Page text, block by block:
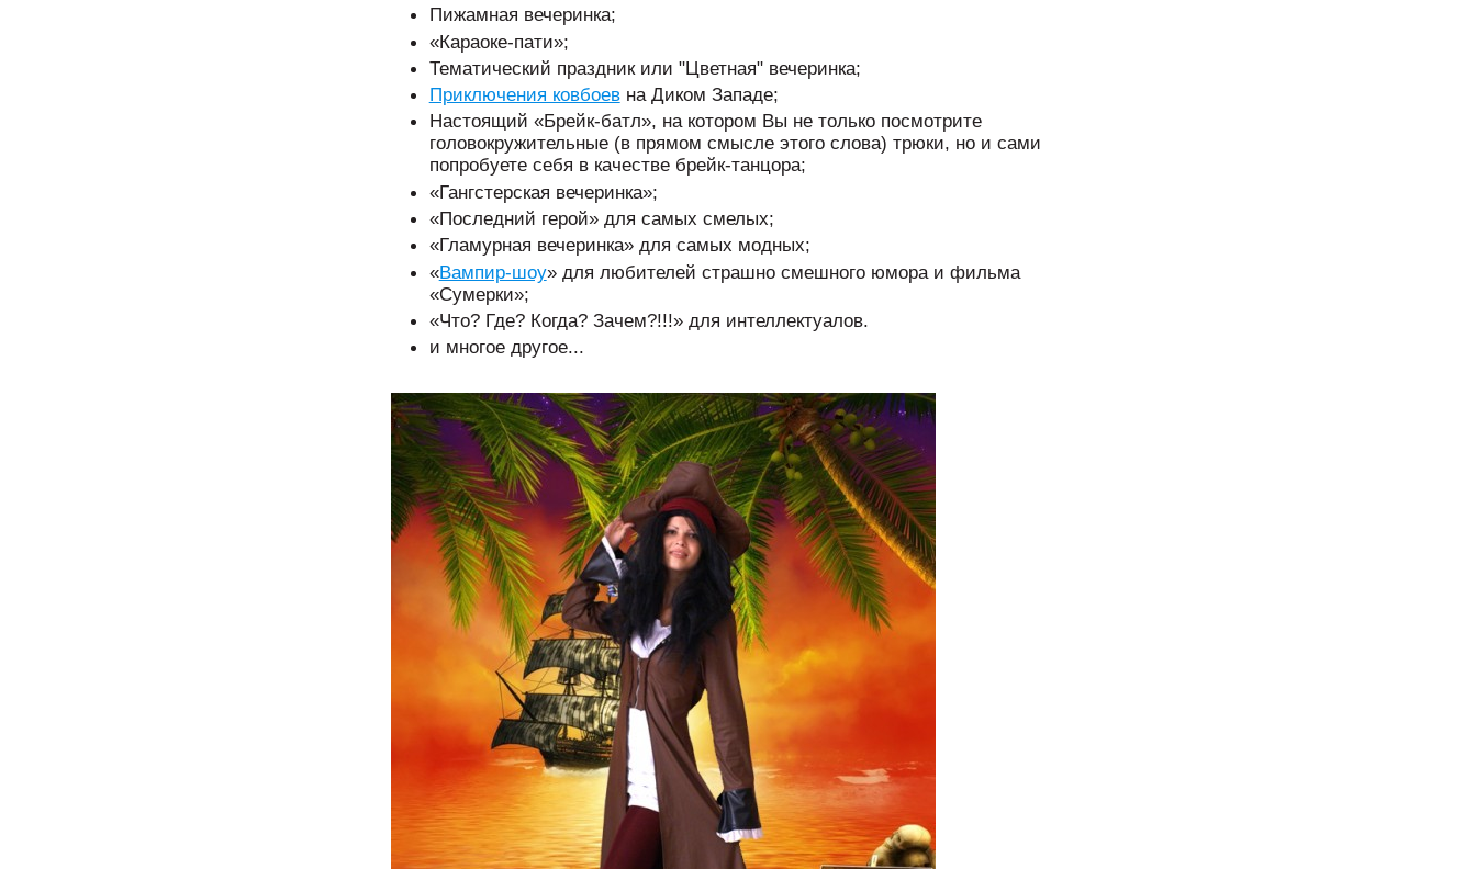
Пижамная вечеринка;
«Караоке-пати»;
Тематический праздник или "Цветная" вечеринка;
Приключения ковбоевна Диком Западе;
Настоящий «Брейк-батл», на котором Вы не только посмотрите
головокружительные (в прямом смысле этого слова) трюки, но и сами
попробуете себя в качестве брейк-танцора;
«Гангстерская вечеринка»;
«Последний герой» для самых смелых;
«Гламурная вечеринка» для самых модных;
«Вампир-шоу» для любителей страшно смешного юмора и фильма
«Сумерки»;
«Что? Где? Когда? Зачем?!!!» для интеллектуалов.
и многое другое...